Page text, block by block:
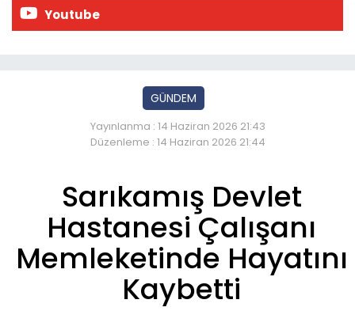
Youtube
GÜNDEM
Yayınlanma : 14 Haziran 2026 21:43
Düzenleme : 14 Haziran 2026 21:44
Sarıkamış Devlet
Hastanesi Çalışanı
Memleketinde Hayatını
Kaybetti